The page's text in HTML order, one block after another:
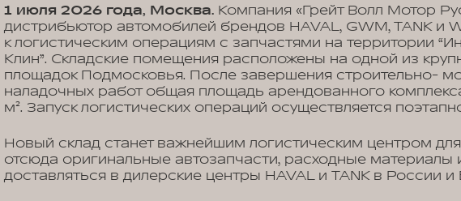
1 июля 2026 года, Москва. Компания «Грейт Волл Мотор
дистрибьютор автомобилей брендов HAVAL, GWM, TANK и
к логистическим операциям с запчастями на территории
Клин”. Складские помещения расположены на одной из
площадок Подмосковья. После завершения строительно-
наладочных работ общая площадь арендованного
м². Запуск логистических операций осуществляется
Новый склад станет важнейшим логистическим центром
отсюда оригинальные автозапчасти, расходные материалы
доставляться в дилерские центры HAVAL и TANK в России и